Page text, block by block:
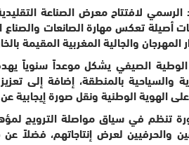
لافتتاح معرض الصناعة
أصيلة تعكس مهارة الصانعات
والجالية المغربية المقيمة
الصيفي يشكل موعداً سنوياً
والسياحية بالمنطقة، إضافة إلى
الهوية الوطنية ونقل صورة إيجابية
تنظم في سياق مواصلة الترويج
والحرفيين لعرض إنتاجاتهم، فضلاً